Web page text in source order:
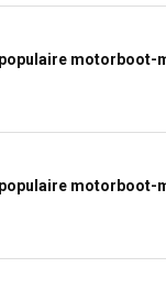
motorboot-
motorboot-